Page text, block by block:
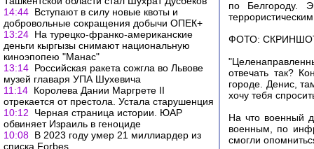
14:44 Вступают в силу новые квоты и
добровольные сокращения добычи ОПЕК+
13:24 На турецко-франко-американские
деньги кыргызы снимают национальную
киноэпопею "Манас"
13:14 Российская ракета сожгла во Львове
музей главаря УПА Шухевича
11:14 Королева Дании Маргрете II
отрекается от престола. Устала старушенция
10:12
Черная страница истории. ЮАР
обвиняет Израиль в геноциде
10:08 В 2023 году умер 21 миллиардер из
списка Forbes
по Белгороду.
ФОТО: СКРИНШОТ
отвечать так?
городе. Денис,
хочу тебя
На что военный
военным, по
смогли